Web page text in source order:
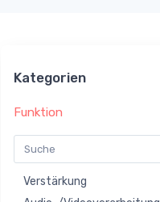
Kategorien
Funktion
Verstärkung